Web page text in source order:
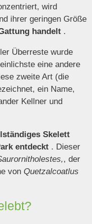
wird
ihrer geringen Größe
handelt .
Überreste wurde
eine andere
zweite Art (die
ein Name,
Kellner und
Skelett
entdeckt . Dieser
, der
von Quetzalcoatlus